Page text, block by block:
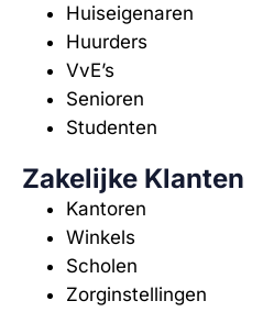
Huiseigenaren
Huurders
VvE’s
Senioren
Studenten
Zakelijke Klanten
Kantoren
Winkels
Scholen
Zorginstellingen